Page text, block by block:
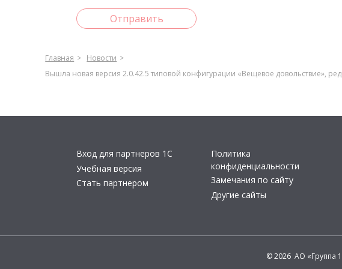
Отправить
Главная
Новости
Вышла новая версия 2.0.42.5 типовой конфигурации «Вещевое довольствие»,
Вход для партнеров 1С
Учебная версия
Стать партнером
Политика
конфиденциальности
Замечания по сайту
Другие сайты
© 2026 АО «Группа